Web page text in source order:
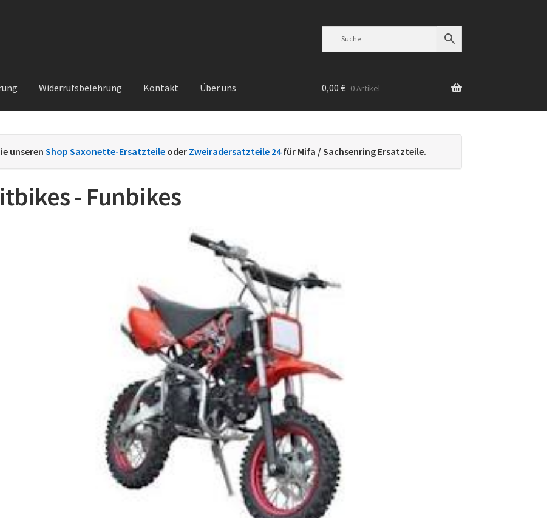
Widerrufsbelehrung Kontakt Über uns 0,00 € 0 Artikel
unseren Shop Saxonette-Ersatzteile oder Zweiradersatzteile 24für Mifa / Sachsenring Ersatzteile.
- Funbikes